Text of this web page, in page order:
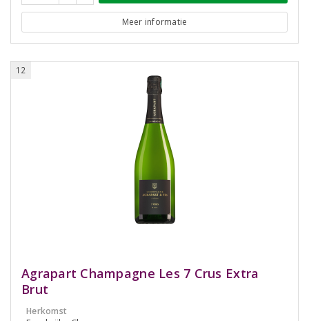
Meer informatie
12
Agrapart Champagne Les 7 Crus Extra
Brut
Herkomst